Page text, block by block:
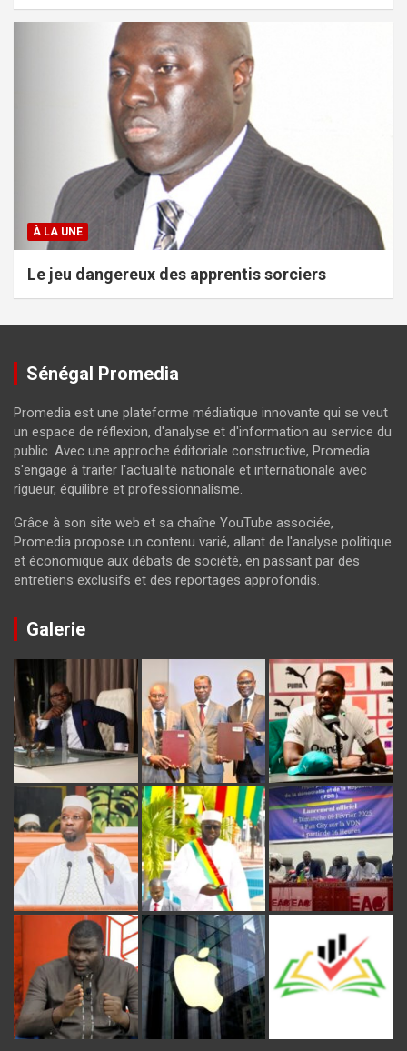
À LA UNE
Le jeu dangereux des apprentis sorciers
Sénégal Promedia
Promedia est une plateforme médiatique innovante qui se veut
un espace de réflexion, d'analyse et d'information au service du
public. Avec une approche éditoriale constructive, Promedia
s'engage à traiter l'actualité nationale et internationale avec
rigueur, équilibre et professionnalisme.
Grâce à son site web et sa chaîne YouTube associée,
Promedia propose un contenu varié, allant de l'analyse politique
et économique aux débats de société, en passant par des
entretiens exclusifs et des reportages approfondis.
Galerie